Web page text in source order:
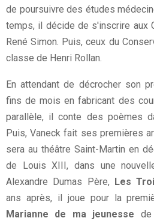
de poursuivre des études
temps, il décide de s'inscrire aux
René Simon. Puis, ceux du
classe de Henri Rollan.
En attendant de décrocher son
fins de mois en fabricant des
parallèle, il conte des poèmes
Puis, Vaneck fait ses premières
sera au théâtre Saint-Martin en
de Louis XIII, dans une
Alexandre Dumas Père,
Les
ans après, il joue pour la
Marianne de ma jeunesse de